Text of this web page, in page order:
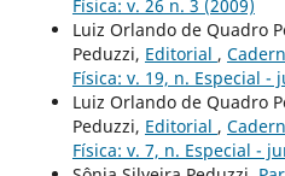
Física: v. 26 n. 3 (2009)
Luiz Orlando de Quadro
Peduzzi, Editorial ,
Física: v. 19, n. Especial -
Luiz Orlando de Quadro
Peduzzi, Editorial ,
Física: v. 7, n. Especial -